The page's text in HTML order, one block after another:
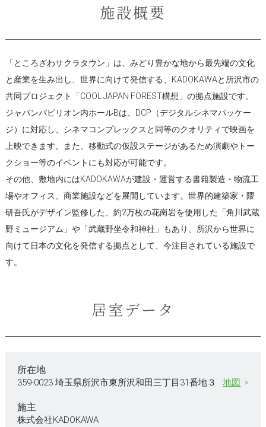
施設概要
「ところざわサクラタウン」は、みどり豊かな地から最先端の文化
と産業を生み出し、世界に向けて発信する、KADOKAWAと所沢市の
共同プロジェクト「COOL JAPAN FOREST構想」の拠点施設です。
ジャパンパビリオン内ホールBは、DCP（デジタルシネマパッケー
ジ）に対応し、シネマコンプレックスと同等のクオリティで映画を
上映できます。また、移動式の仮設ステージがあるため演劇やトー
クショー等のイベントにも対応が可能です。
その他、敷地内にはKADOKAWAが建設・運営する書籍製造・物流工
場やオフィス、商業施設などを展開しています。世界的建築家・隈
研吾氏がデザイン監修した、約2万枚の花崗岩を使用した「角川武蔵
野ミュージアム」や「武蔵野坐令和神社」もあり、所沢から世界に
向けて日本の文化を発信する拠点として、今注目されている施設で
す。
居室データ
所在地
359-0023 埼玉県所沢市東所沢和田三丁目31番地３ 地図
施主
株式会社KADOKAWA